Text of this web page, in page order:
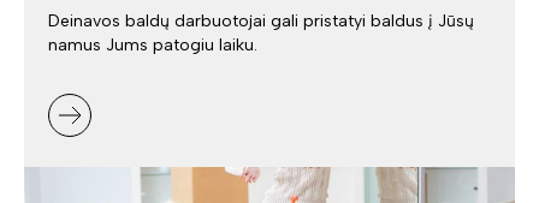
Deinavos baldų darbuotojai gali pristatyi baldus į Jūsų
namus Jums patogiu laiku.